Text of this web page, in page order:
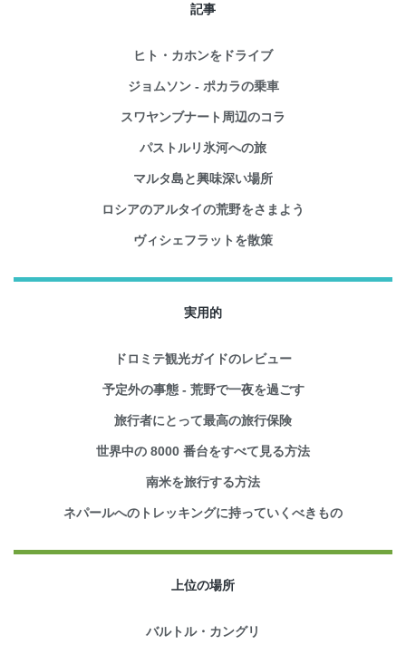
記事
ヒト・カホンをドライブ
ジョムソン - ポカラの乗車
スワヤンブナート周辺のコラ
パストルリ氷河への旅
マルタ島と興味深い場所
ロシアのアルタイの荒野をさまよう
ヴィシェフラットを散策
実用的
ドロミテ観光ガイドのレビュー
予定外の事態 - 荒野で一夜を過ごす
旅行者にとって最高の旅行保険
世界中の 8000 番台をすべて見る方法
南米を旅行する方法
ネパールへのトレッキングに持っていくべきもの
上位の場所
バルトル・カングリ